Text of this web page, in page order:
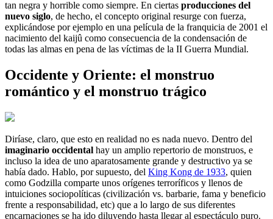
tan negra y horrible como siempre. En ciertas producciones del
nuevo siglo, de hecho, el concepto original resurge con fuerza,
explicándose por ejemplo en una película de la franquicia de 2001 el
nacimiento del kaijû como consecuencia de la condensación de
todas las almas en pena de las víctimas de la II Guerra Mundial.
Occidente y Oriente: el monstruo
romántico y el monstruo trágico
Diríase, claro, que esto en realidad no es nada nuevo. Dentro del
imaginario occidental hay un amplio repertorio de monstruos, e
incluso la idea de uno aparatosamente grande y destructivo ya se
había dado. Hablo, por supuesto, del King Kong de 1933, quien
como Godzilla comparte unos orígenes terroríficos y llenos de
intuiciones sociopolíticas (civilización vs. barbarie, fama y beneficio
frente a responsabilidad, etc) que a lo largo de sus diferentes
encarnaciones se ha ido diluyendo hasta llegar al espectáculo puro.